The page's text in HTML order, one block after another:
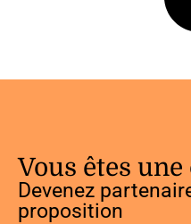
Vous êtes
Devenez
proposition